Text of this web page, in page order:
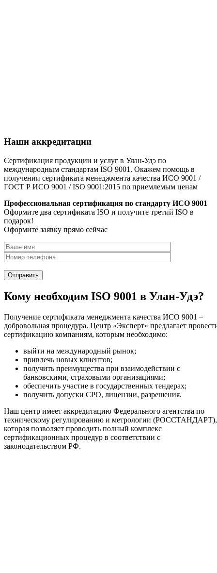
Наши аккредитации
Сертификация продукции и услуг в Улан-Удэ по
международным стандартам ISO 9001. Окажем помощь в
получении сертификата менеджмента качества ИСО 9001 /
ГОСТ Р ИСО 9001 / ISO 9001:2015 по приемлемым ценам
Профессиональная сертификация по стандарту ИСО 9001
Оформите два сертификата ISO и получите третий ISO в
подарок!
Оформите заявку прямо сейчас
Кому необходим ISO 9001 в Улан-Удэ?
Получение сертификата менеджмента качества ИСО 9001 –
добровольная процедура. Центр «Эксперт» предлагает
сертификацию компаниям, которым необходимо:
выйти на международный рынок;
привлечь новых клиентов;
получить преимущества при взаимодействии с
банковскими, страховыми организациями;
обеспечить участие в государственных тендерах;
получить допуски СРО, лицензии, разрешения.
Наш центр имеет аккредитацию Федерального агентства по
техническому регулированию и метрологии (РОССТАНДАРТ),
которая позволяет проводить полный комплекс
сертификационных процедур в соответствии с
законодательством РФ.